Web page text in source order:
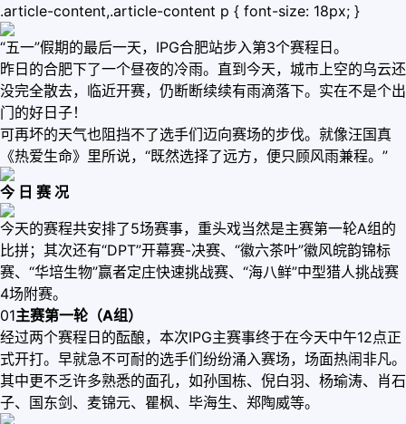
.article-content,.article-content p { font-size: 18px; }
“五一”假期的最后一天，IPG合肥站步入第3个赛程日。
昨日的合肥下了一个昼夜的冷雨。直到今天，城市上空的乌云还
没完全散去，临近开赛，仍断断续续有雨滴落下。实在不是个出
门的好日子！
可再坏的天气也阻挡不了选手们迈向赛场的步伐。就像汪国真
《热爱生命》里所说，“既然选择了远方，便只顾风雨兼程。”
今 日 赛 况
今天的赛程共安排了5场赛事，重头戏当然是主赛第一轮A组的
比拼；其次还有“DPT”开幕赛-决赛、“徽六茶叶”徽风皖韵锦标
赛、“华培生物”赢者定庄快速挑战赛、“海八鲜”中型猎人挑战赛
4场附赛。
01主赛第一轮（A组）
经过两个赛程日的酝酿，本次IPG主赛事终于在今天中午12点正
式开打。早就急不可耐的选手们纷纷涌入赛场，场面热闹非凡。
其中更不乏许多熟悉的面孔，如孙国栋、倪白羽、杨瑜涛、肖石
子、国东剑、麦锦元、瞿枫、毕海生、郑陶威等。